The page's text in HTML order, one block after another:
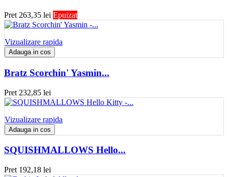
Pret 263,35 lei Epuizat
Vizualizare rapida
Adauga in cos
Bratz Scorchin' Yasmin...
Pret 232,85 lei
Vizualizare rapida
Adauga in cos
SQUISHMALLOWS Hello...
Pret 192,18 lei